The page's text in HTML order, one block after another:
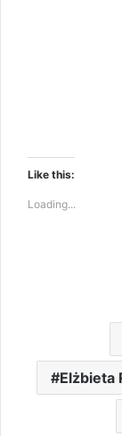
Like this:
Loading...
Elżbieta